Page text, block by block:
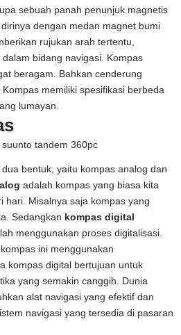
sebuah panah penunjuk magnetis
dengan medan magnet bumi
rujukan arah tertentu,
bidang navigasi. Kompas
beragam. Bahkan cenderung
memiliki spesifikasi berbeda
lumayan.
bentuk, yaitu kompas analog dan
adalah kompas yang biasa kita
hari. Misalnya saja kompas yang
Sedangkan kompas digital
menggunakan proses digitalisasi.
ini menggunakan
kompas digital bertujuan untuk
yang semakin canggih. Dunia
alat navigasi yang efektif dan
navigasi yang tersedia di pasaran